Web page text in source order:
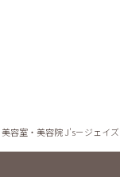
容室・美容院 J's－ジェイズ